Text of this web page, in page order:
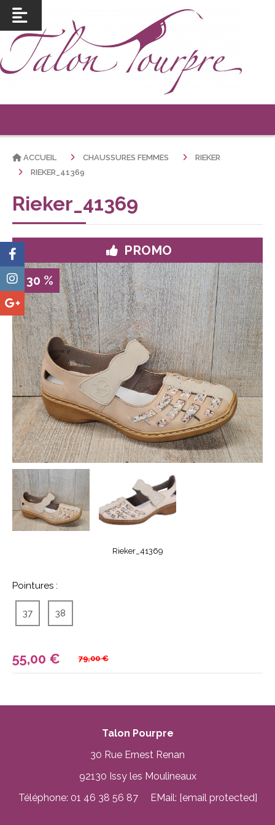
ACCUEIL CHAUSSURES FEMMES
RIEKER
RIEKER_41369
Rieker_41369
PROMO
- 30 %
Rieker_41369
Pointures :
37 38
55,00 € 79,00 €
Talon Pourpre
30 Rue Ernest Renan
92130 Issy les Moulineaux
Téléphone: 01 46 38 56 87 EMail: [email protected]